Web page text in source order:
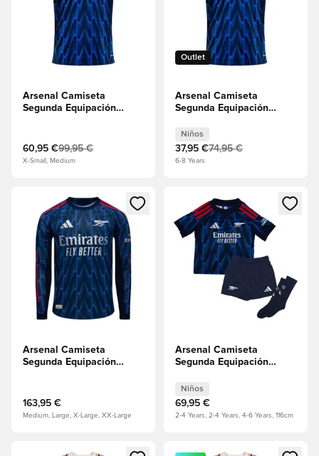
Arsenal Camiseta
Segunda Equipación
60,95 €99,95 €
X-Small, Medium
Outlet
Arsenal Camiseta
Segunda Equipación
Niños
37,95 €74,95 €
6-8 Years
Abre un modal para iniciar sesión o registrarse como
Arsenal Camiseta
Segunda Equipación
163,95 €
Medium, Large, X-Large, XX-Large
Abre un modal para iniciar
Arsenal Camiseta
Segunda Equipación
Niños
69,95 €
2-4 Years, 2-4 Years, 4-6 Years, 116cm